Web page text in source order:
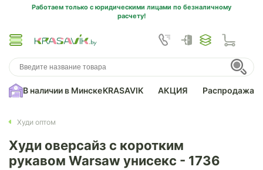
Работаем только с юридическими лицами по безналичному
расчету!
В наличии в МинскеKRASAVIK АКЦИЯ Распродажа
Худи оптом
Худи оверсайз с коротким
рукавом Warsaw унисекс - 1736